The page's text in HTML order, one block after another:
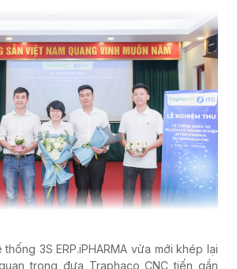
3S ERP.iPHARMA vừa mới khép lại
trọng đưa Traphaco CNC tiến gần